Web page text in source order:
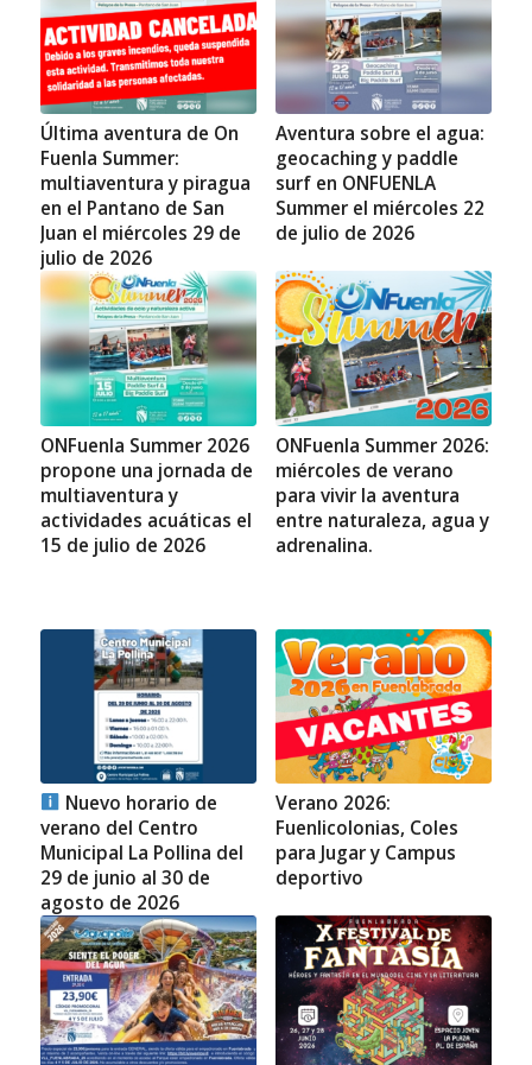
Última aventura de On
Fuenla Summer:
multiaventura y piragua
en el Pantano de San
Juan el miércoles 29 de
julio de 2026
Aventura sobre el agua:
geocaching y paddle
surf en ONFUENLA
Summer el miércoles 22
de julio de 2026
ONFuenla Summer 2026
propone una jornada de
multiaventura y
actividades acuáticas el
15 de julio de 2026
ONFuenla Summer 2026:
miércoles de verano
para vivir la aventura
entre naturaleza, agua y
adrenalina.
Nuevo horario de
verano del Centro
Municipal La Pollina del
29 de junio al 30 de
agosto de 2026
Verano 2026:
Fuenlicolonias, Coles
para Jugar y Campus
deportivo